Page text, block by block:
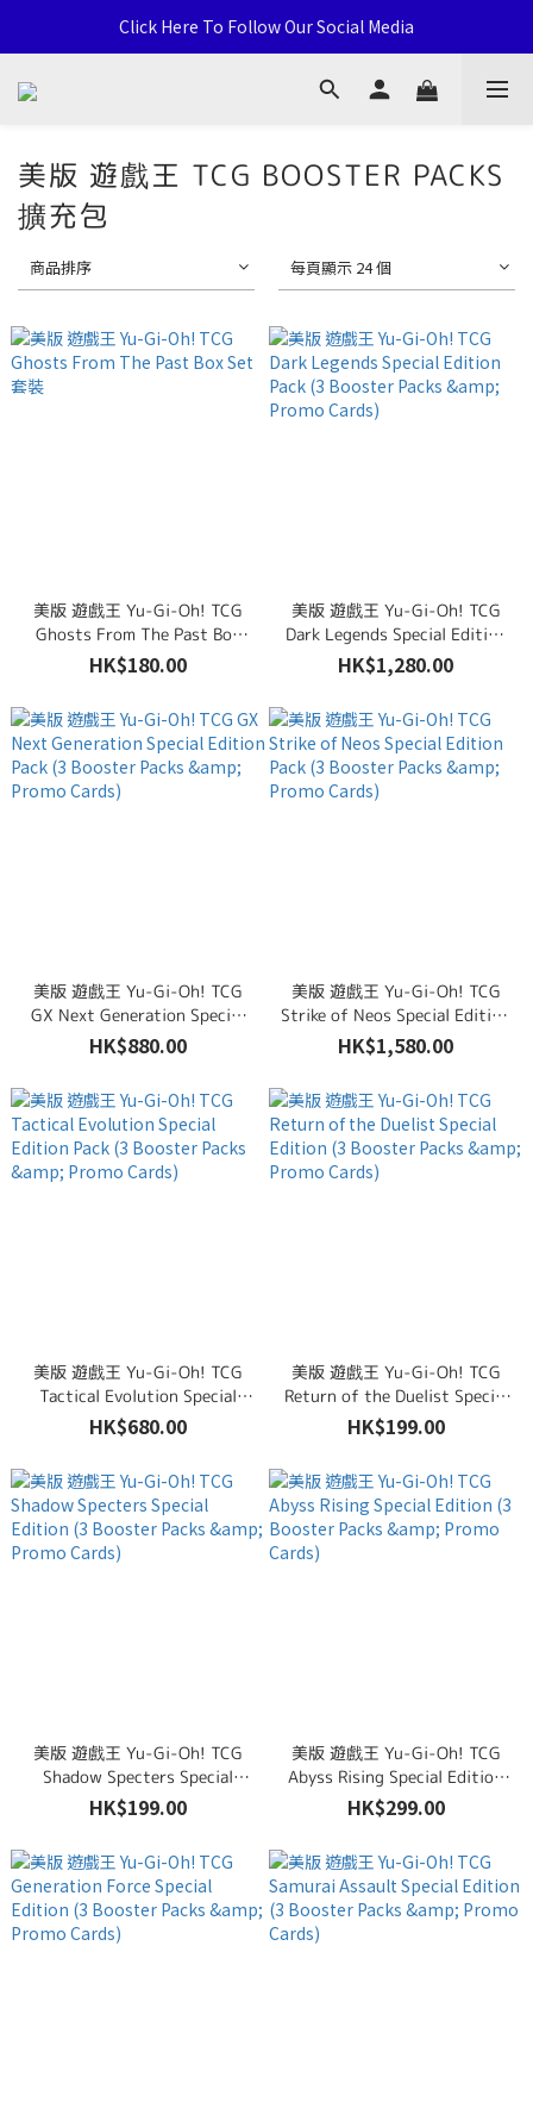
通用卡店 TCG & Sports Card 批發/零售 Distribution and Retail
Click Here To Follow Our Social Media
荃灣西樓角路138-168號 荃豐中心地下A59號舖
美版 遊戲王 TCG BOOSTER PACKS
擴充包
商品排序 每頁顯示 24 個
美版 遊戲王 Yu-Gi-Oh! TCG
Ghosts From The Past Box
Set 套裝
HK$180.00
美版 遊戲王 Yu-Gi-Oh! TCG
Dark Legends Special Edition
Pack (3 Booster Packs &
Promo Cards)
HK$1,280.00
美版 遊戲王 Yu-Gi-Oh! TCG
GX Next Generation Special
Edition Pack (3 Booster Packs
& Promo Cards)
HK$880.00
美版 遊戲王 Yu-Gi-Oh! TCG
Strike of Neos Special Edition
Pack (3 Booster Packs &
Promo Cards)
HK$1,580.00
美版 遊戲王 Yu-Gi-Oh! TCG
Tactical Evolution Special
Edition Pack (3 Booster Packs
& Promo Cards)
HK$680.00
美版 遊戲王 Yu-Gi-Oh! TCG
Return of the Duelist Special
Edition (3 Booster Packs &
Promo Cards)
HK$199.00
美版 遊戲王 Yu-Gi-Oh! TCG
Shadow Specters Special
Edition (3 Booster Packs &
Promo Cards)
HK$199.00
美版 遊戲王 Yu-Gi-Oh! TCG
Abyss Rising Special Edition
(3 Booster Packs & Promo
Cards)
HK$299.00